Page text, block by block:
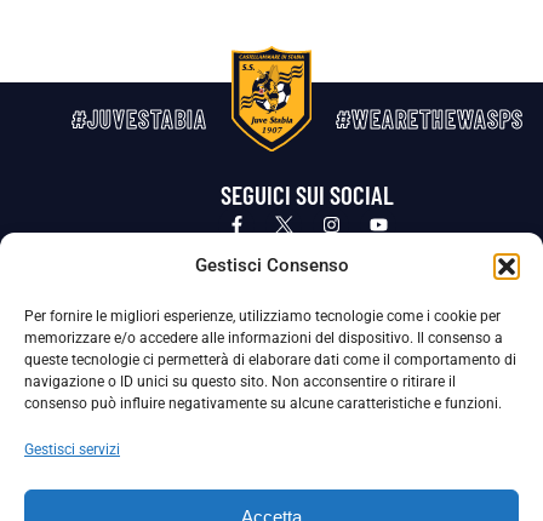
Gestisci Consenso
Per fornire le migliori esperienze, utilizziamo tecnologie come i cookie per
memorizzare e/o accedere alle informazioni del dispositivo. Il consenso a
queste tecnologie ci permetterà di elaborare dati come il comportamento di
navigazione o ID unici su questo sito. Non acconsentire o ritirare il
consenso può influire negativamente su alcune caratteristiche e funzioni.
Gestisci servizi
Accetta
#JUVESTABIA #WEARETHEWASPS
SEGUICI SUI SOCIAL
Privacy Policy Cookie Policy
La Società ha nominato il Responsabile della Protezione dei Dati Personali (DPO), figura specializzata che vigila sulle modalità
adottate dalla nostra Società per tutelare i Suoi dati personali.
Per contattare il DPO può scrivere a